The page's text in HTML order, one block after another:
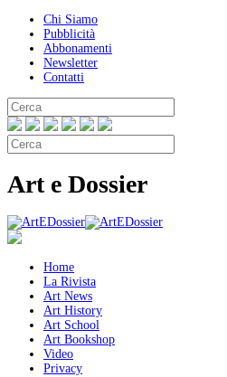
Chi Siamo
Pubblicità
Abbonamenti
Newsletter
Contatti
Art e Dossier
Home
La Rivista
Art News
Art History
Art School
Art Bookshop
Video
Privacy